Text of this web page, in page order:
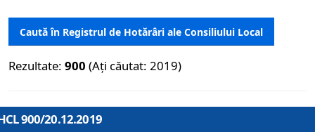
Caută în Registrul de Hotărâri ale Consiliului Local
Rezultate: 900 (Ați căutat: 2019)
900/20.12.2019